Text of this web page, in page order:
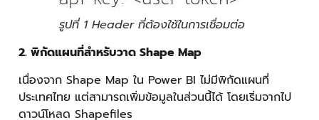
รูปที่ 1 Header ที่ต้องใช้ในการเชื่อมต่อ
2. พิกัดแผนที่สำหรับวาด Shape Map
เนื่องจาก Shape Map ใน Power BI ไม่มีพิกัดแผนที่
ประเทศไทย แต่สามารถเพิ่มข้อมูลในส่วนนี้ได้ โดยเริ่มจากไป
ดาวน์โหลด Shapefiles